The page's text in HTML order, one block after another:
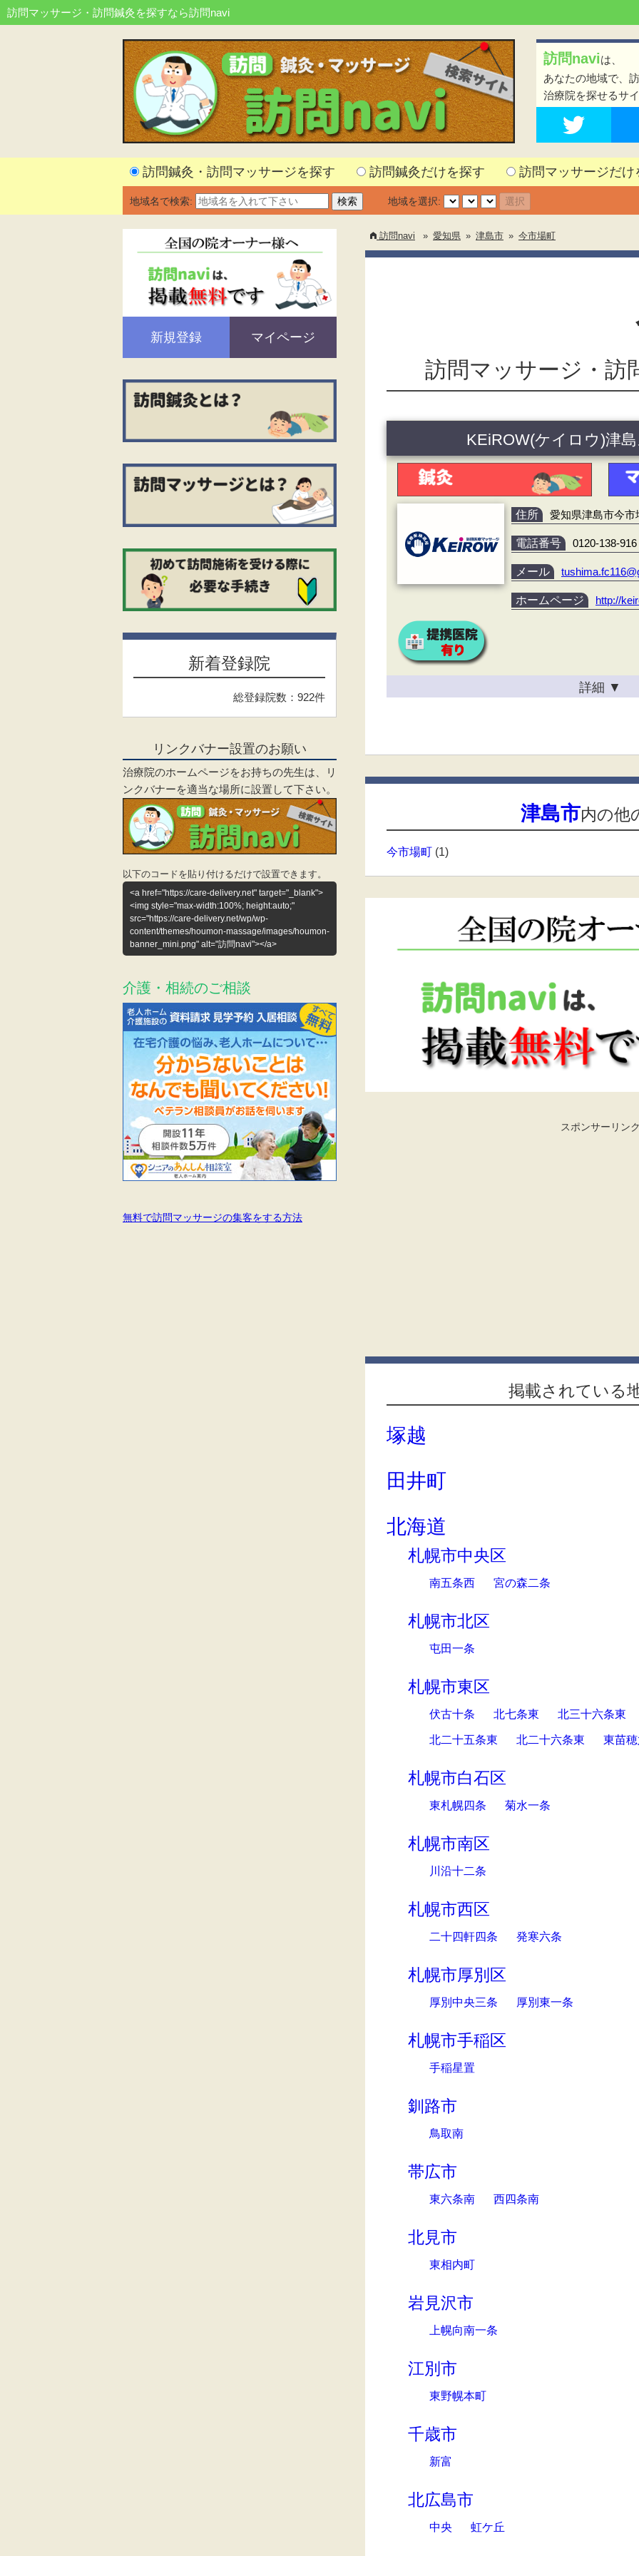
訪問マッサージ・訪問鍼灸を探すなら訪問navi
訪問naviは、
あなたの地域で、
治療院を探せるサ
訪問鍼灸・訪問マッサージを探す 訪問鍼灸だけを探す 訪問マッサージだけ
地域名で検索: 地域を選択:
訪問navi » 愛知県 » 津島市 » 今市場町
訪問マッサージ・訪
KEiROW(ケイロウ)津
住所 愛知県津島市今市
電話番号 0120-138-916
メール
ホームページ http://
詳細 ▼
津島市内の他
今市場町 (1)
スポンサーリン
掲載されている
塚越
田井町
北海道
札幌市中央区
南五条西 宮の森二条
札幌市北区
屯田一条
札幌市東区
伏古十条 北七条東 北三十六条東
北二十五条東 北二十六条東 東苗
札幌市白石区
東札幌四条 菊水一条
札幌市南区
川沿十二条
札幌市西区
二十四軒四条 発寒六条
札幌市厚別区
厚別中央三条 厚別東一条
札幌市手稲区
手稲星置
釧路市
鳥取南
帯広市
東六条南 西四条南
北見市
東相内町
岩見沢市
上幌向南一条
江別市
東野幌本町
千歳市
新富
北広島市
中央 虹ケ丘
新規登録 マイページ
新着登録院
総登録院数：922件
リンクバナー設置のお願い
治療院のホームページをお持ちの先生は、リ
ンクバナーを適当な場所に設置して下さい。
以下のコードを貼り付けるだけで設置できます。
<a href="https://care-delivery.net" target="_blank">
<img style="max-width:100%; height:auto;"
src="https://care-delivery.net/wp/wp-
content/themes/houmon-massage/images/houmon-
banner_mini.png" alt="訪問navi"></a>
介護・相続のご相談
無料で訪問マッサージの集客をする方法